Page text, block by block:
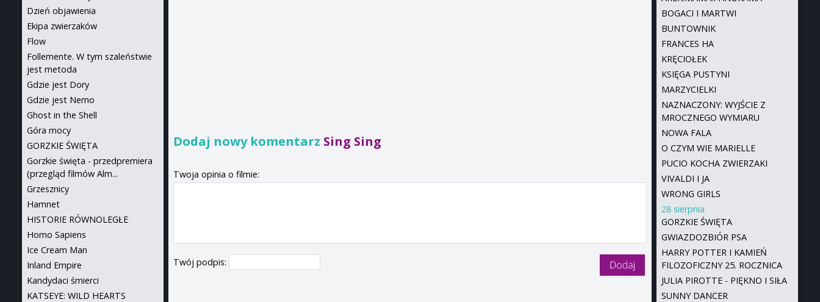
Dodaj nowy komentarz Sing Sing
Twoja opinia o filmie:
Twój podpis:
BOGACI I MARTWI
BUNTOWNIK
FRANCES HA
KRĘCIOŁEK
KSIĘGA PUSTYNI
MARZYCIELKI
NAZNACZONY: WYJŚCIE Z
MROCZNEGO WYMIARU
NOWA FALA
O CZYM WIE MARIELLE
PUCIO KOCHA ZWIERZAKI
VIVALDI I JA
WRONG GIRLS
28 sierpnia
GORZKIE ŚWIĘTA
GWIAZDOZBIÓR PSA
HARRY POTTER I KAMIEŃ
FILOZOFICZNY 25. ROCZNICA
JULIA PIROTTE - PIĘKNO I SIŁA
SUNNY DANCER
Dzień objawienia
Ekipa zwierzaków
Flow
Follemente. W tym szaleństwie
jest metoda
Gdzie jest Dory
Gdzie jest Nemo
Ghost in the Shell
Góra mocy
GORZKIE ŚWIĘTA
Gorzkie święta - przedpremiera
(przegląd filmów Alm...
Grzesznicy
Hamnet
HISTORIE RÓWNOLEGŁE
Homo Sapiens
Ice Cream Man
Inland Empire
Kandydaci śmierci
KATSEYE: WILD HEARTS